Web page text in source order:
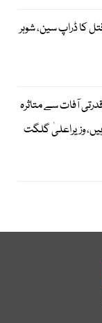
کے قتل کا ڈراپ سین، شوہر
آفات سے متاثرہ
وزیراعلیٰ گلگت